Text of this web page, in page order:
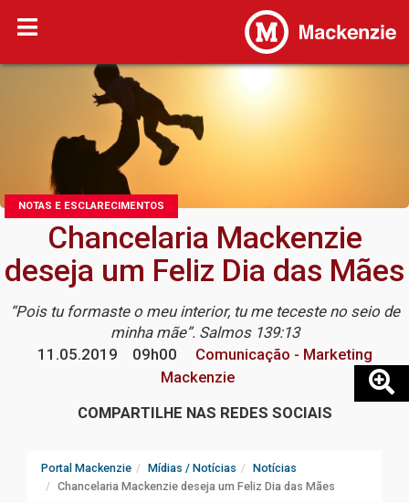
NOTAS E ESCLARECIMENTOS
Chancelaria Mackenzie
deseja um Feliz Dia das Mães
“Pois tu formaste o meu interior, tu me teceste no seio de
minha mãe”. Salmos 139:13
11.05.2019
09h00
Comunicação - Marketing
Mackenzie
COMPARTILHE NAS REDES SOCIAIS
Portal Mackenzie Mídias / Notícias
Notícias
Chancelaria Mackenzie deseja um Feliz Dia das Mães